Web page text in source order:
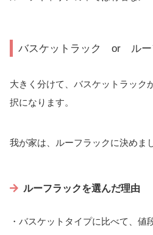
バスケットラック or ルー
大きく分けて、バスケットラッ
択になります。
我が家は、ルーフラックに決めま
ルーフラックを選んだ理由
・バスケットタイプに比べて、値